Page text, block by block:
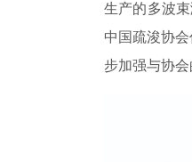
生产的多波
中国疏浚协
步加强与协